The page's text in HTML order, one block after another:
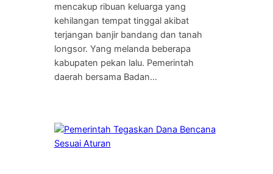
mencakup ribuan keluarga yang
kehilangan tempat tinggal akibat
terjangan banjir bandang dan tanah
longsor. Yang melanda beberapa
kabupaten pekan lalu. Pemerintah
daerah bersama Badan…